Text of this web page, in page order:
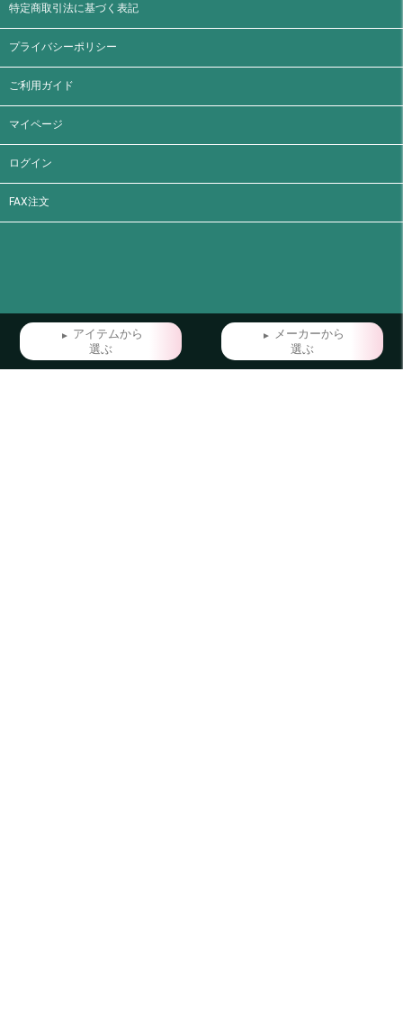
特定商取引法に基づく表記
プライバシーポリシー
ご利用ガイド
マイページ
ログイン
FAX注文
アイテムから
選ぶ
メーカーから
選ぶ